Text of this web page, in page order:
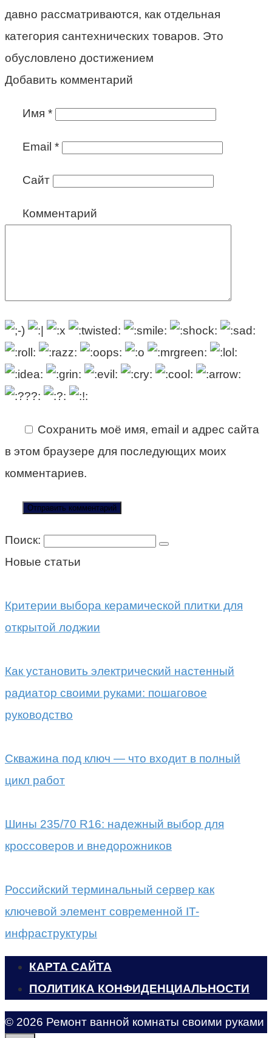
давно рассматриваются, как отдельная
категория сантехнических товаров. Это
обусловлено достижением
Добавить комментарий
Имя *
Email *
Сайт
Комментарий
Сохранить моё имя, email и адрес сайта
в этом браузере для последующих моих
комментариев.
Поиск:
Новые статьи
Критерии выбора керамической плитки для
открытой лоджии
Как установить электрический настенный
радиатор своими руками: пошаговое
руководство
Скважина под ключ — что входит в полный
цикл работ
Шины 235/70 R16: надежный выбор для
кроссоверов и внедорожников
Российский терминальный сервер как
ключевой элемент современной IT-
инфраструктуры
КАРТА САЙТА
ПОЛИТИКА КОНФИДЕНЦИАЛЬНОСТИ
© 2026 Ремонт ванной комнаты своими руками